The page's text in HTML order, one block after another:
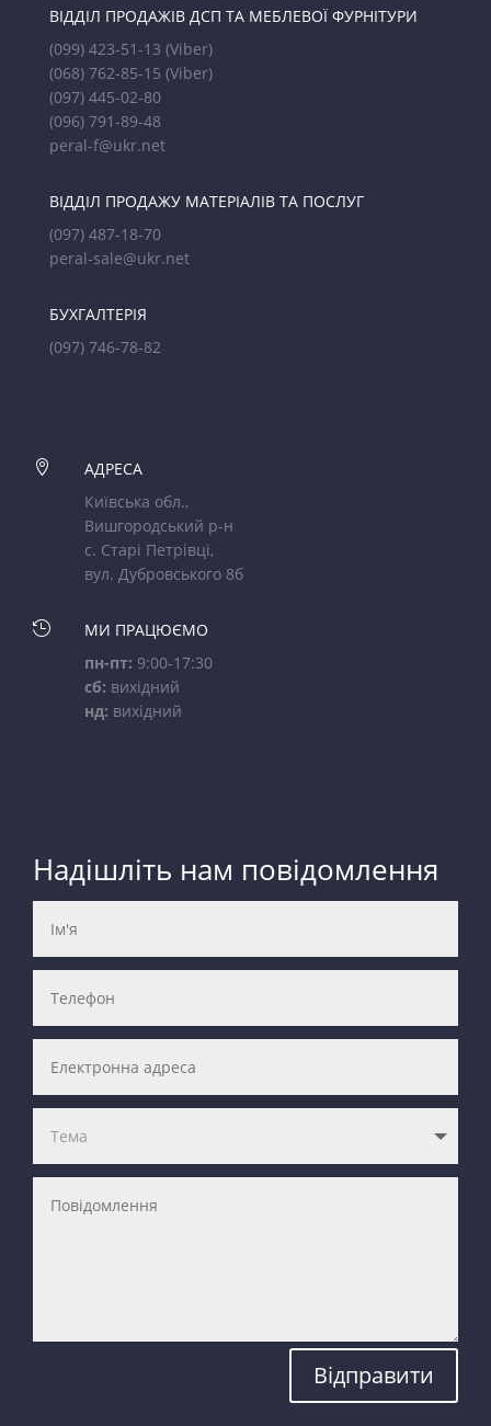
ВІДДІЛ ПРОДАЖІВ ДСП ТА МЕБЛЕВОЇ ФУРНІТУРИ
(099) 423-51-13 (Viber)
(068) 762-85-15 (Viber)
(097) 445-02-80
(096) 791-89-48
peral-f@ukr.net
ВІДДІЛ ПРОДАЖУ МАТЕРІАЛІВ ТА ПОСЛУГ
(097) 487-18-70
peral-sale@ukr.net
БУХГАЛТЕРІЯ
(097) 746-78-82

АДРЕСА
Київська обл.,
Вишгородський р-н
с. Старі Петрівці,
вул. Дубровського 8б

МИ ПРАЦЮЄМО
пн-пт: 9:00-17:30
сб: вихідний
нд: вихідний
Надішліть нам повідомлення
Відправити